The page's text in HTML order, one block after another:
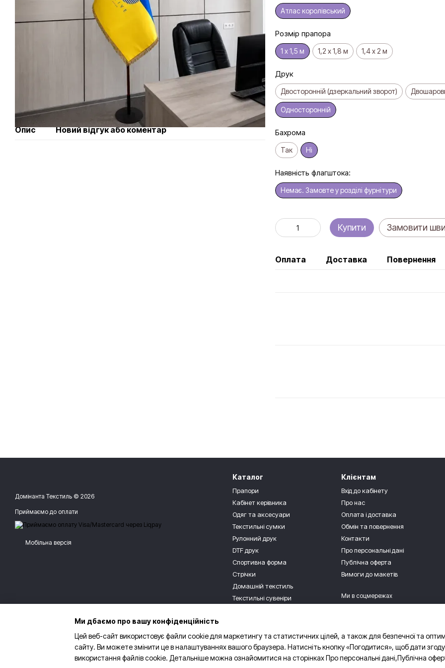
Опис Новий відгук або коментар
Атлас королівський
Розмір прапора
1 х 1,5 м 1,2 х 1,8 м 1,4 х 2 м
Друк
Двосторонній (дзеркальний зворот)
Односторонній
Бахрома
Так Ні
Наявність флагштока:
Немає. Замовте у розділі фурнітури
Купити Замовити
Оплата Доставка Повернення
Домінанта Текстиль © 2026
Приймаємо до оплати
Мобільна версія
Каталог
Прапори
Кабінет керівника
Одяг та аксесуари
Текстильні сумки
Рулонний друк
DTF друк
Спортивна форма
Стрічки
Домашній текстиль
Текстильні сувеніри
Клієнтам
Вхід до кабінету
Про нас
Оплата і доставка
Обмін та повернення
Контакти
Про персональні дані
Публічна оферта
Вимоги до макетів
Ми в соцмережах
Ми дбаємо про вашу конфіденційність
Цей веб-сайт використовує файли cookie для маркетингу та статистичних цілей, а також для безпечної та
сайту. Ви можете змінити це в налаштуваннях вашого браузера. Натисніть кнопку «Погодитися», щоб дати
використання файлів cookie. Детальніше можна ознайомитися на сторінкахПро персональні дані,Публічна